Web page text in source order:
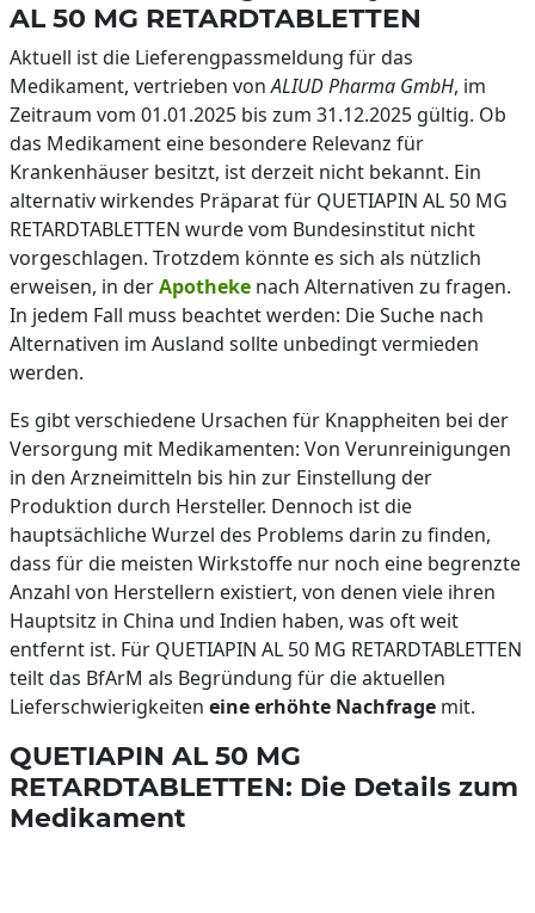
AL 50 MG RETARDTABLETTEN
Aktuell ist die Lieferengpassmeldung für das
Medikament, vertrieben vonALIUD Pharma GmbH, im
Zeitraum vom 01.01.2025 bis zum 31.12.2025 gültig. Ob
das Medikament eine besondere Relevanz für
Krankenhäuser besitzt, ist derzeit nicht bekannt. Ein
alternativ wirkendes Präparat für QUETIAPIN AL 50 MG
RETARDTABLETTEN wurde vom Bundesinstitut nicht
vorgeschlagen. Trotzdem könnte es sich als nützlich
erweisen, in derApotheke nach Alternativen zu fragen.
In jedem Fall muss beachtet werden: Die Suche nach
Alternativen im Ausland sollte unbedingt vermieden
werden.
Es gibt verschiedene Ursachen für Knappheiten bei der
Versorgung mit Medikamenten: Von Verunreinigungen
in den Arzneimitteln bis hin zur Einstellung der
Produktion durch Hersteller. Dennoch ist die
hauptsächliche Wurzel des Problems darin zu finden,
dass für die meisten Wirkstoffe nur noch eine begrenzte
Anzahl von Herstellern existiert, von denen viele ihren
Hauptsitz in China und Indien haben, was oft weit
entfernt ist. Für QUETIAPIN AL 50 MG RETARDTABLETTEN
teilt das BfArM als Begründung für die aktuellen
Lieferschwierigkeiten eine erhöhte Nachfrage mit.
QUETIAPIN AL 50 MG
RETARDTABLETTEN: Die Details zum
Medikament